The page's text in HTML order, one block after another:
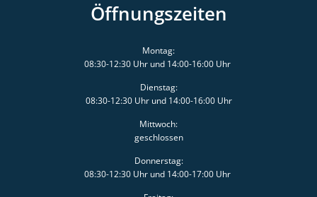
Öffnungszeiten
Montag:
08:30-12:30 Uhr und 14:00-16:00 Uhr
Dienstag:
08:30-12:30 Uhr und 14:00-16:00 Uhr
Mittwoch:
geschlossen
Donnerstag:
08:30-12:30 Uhr und 14:00-17:00 Uhr